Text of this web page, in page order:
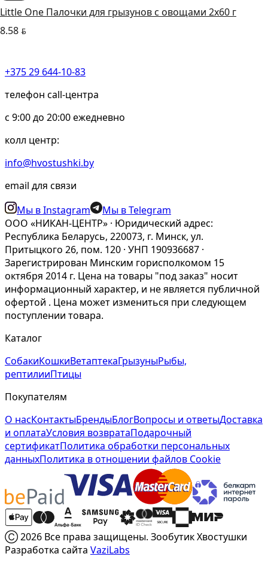
Little One Палочки для грызунов с овощами 2х60 г
8.58 BYN
+375 29 644-10-83
телефон call-центра
c 9:00 до 20:00 ежедневно
колл центр:
info@hvostushki.by
email для связи
Мы в Instagram
Мы в Telegram
ООО «НИКАН-ЦЕНТР» · Юридический адрес:
Республика Беларусь, 220073, г. Минск, ул.
Притыцкого 26, пом. 120 · УНП 190936687 ·
Зарегистрирован Минским горисполкомом 15
октября 2014 г. Цена на товары "под заказ" носит
информационный характер, и не является публичной
офертой . Цена может измениться при следующем
поступлении товара.
Каталог
СобакиКошкиВетаптекаГрызуныРыбы,
рептилииПтицы
Покупателям
О насКонтактыБрендыБлогВопросы и ответыДоставка
и оплатаУсловия возвратаПодарочный
сертификатПолитика обработки персональных
данныхПолитика в отношении файлов Cookie
Ⓒ 2026 Все права защищены. Зообутик Хвостушки
Разработка сайта VaziLabs